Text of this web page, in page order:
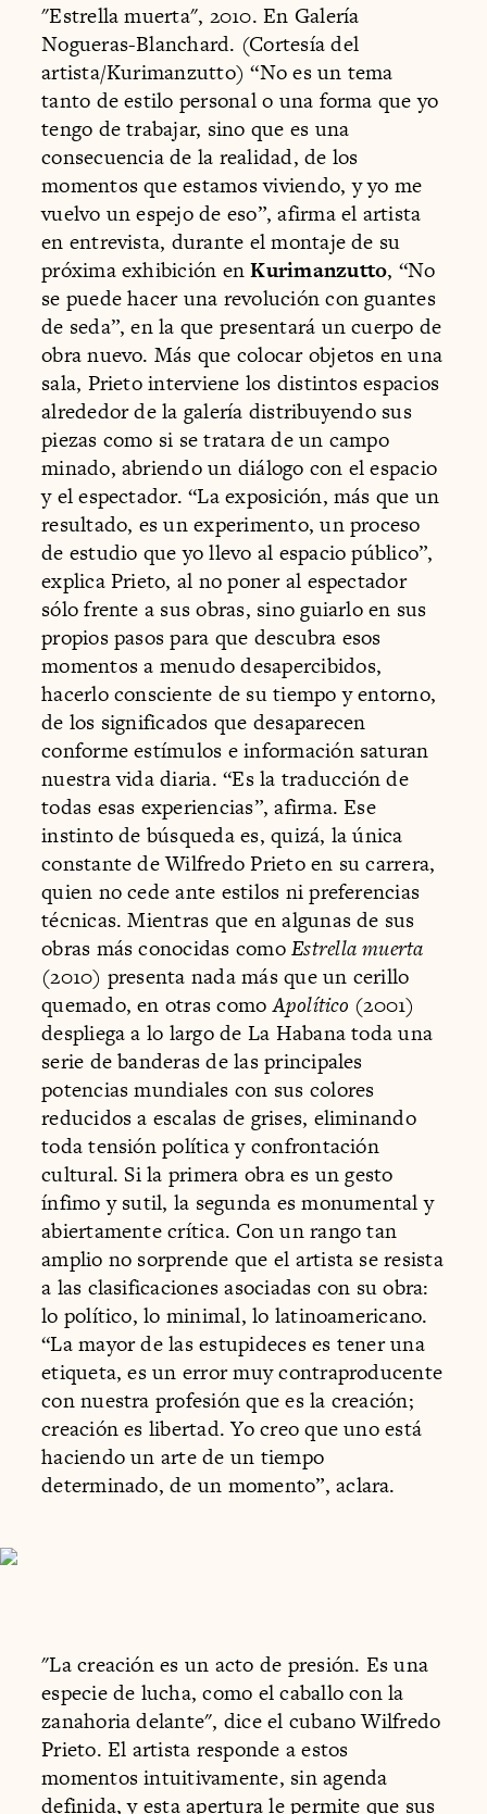
"Estrella muerta", 2010. En Galería
Nogueras-Blanchard. (Cortesía del
artista/Kurimanzutto) “No es un tema
tanto de estilo personal o una forma que yo
tengo de trabajar, sino que es una
consecuencia de la realidad, de los
momentos que estamos viviendo, y yo me
vuelvo un espejo de eso”, afirma el artista
en entrevista, durante el montaje de su
próxima exhibición enKurimanzutto, “No
se puede hacer una revolución con guantes
de seda”, en la que presentará un cuerpo de
obra nuevo. Más que colocar objetos en una
sala, Prieto interviene los distintos espacios
alrededor de la galería distribuyendo sus
piezas como si se tratara de un campo
minado, abriendo un diálogo con el espacio
y el espectador. “La exposición, más que un
resultado, es un experimento, un proceso
de estudio que yo llevo al espacio público”,
explica Prieto, al no poner al espectador
sólo frente a sus obras, sino guiarlo en sus
propios pasos para que descubra esos
momentos a menudo desapercibidos,
hacerlo consciente de su tiempo y entorno,
de los significados que desaparecen
conforme estímulos e información saturan
nuestra vida diaria. “Es la traducción de
todas esas experiencias”, afirma. Ese
instinto de búsqueda es, quizá, la única
constante de Wilfredo Prieto en su carrera,
quien no cede ante estilos ni preferencias
técnicas. Mientras que en algunas de sus
obras más conocidas comoEstrella muerta
(2010) presenta nada más que un cerillo
quemado, en otras comoApolítico (2001)
despliega a lo largo de La Habana toda una
serie de banderas de las principales
potencias mundiales con sus colores
reducidos a escalas de grises, eliminando
toda tensión política y confrontación
cultural. Si la primera obra es un gesto
ínfimo y sutil, la segunda es monumental y
abiertamente crítica. Con un rango tan
amplio no sorprende que el artista se resista
a las clasificaciones asociadas con su obra:
lo político, lo minimal, lo latinoamericano.
“La mayor de las estupideces es tener una
etiqueta, es un error muy contraproducente
con nuestra profesión que es la creación;
creación es libertad. Yo creo que uno está
haciendo un arte de un tiempo
determinado, de un momento”, aclara.
"La creación es un acto de presión. Es una
especie de lucha, como el caballo con la
zanahoria delante", dice el cubano Wilfredo
Prieto. El artista responde a estos
momentos intuitivamente, sin agenda
definida, y esta apertura le permite que sus